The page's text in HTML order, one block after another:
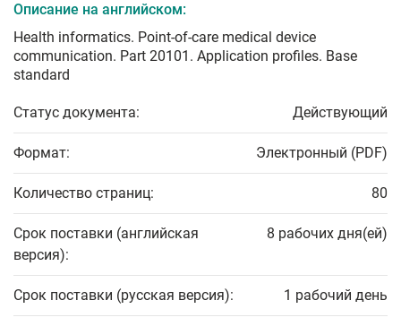
Описание на английском:
Health informatics. Point-of-care medical device
communication. Part 20101. Application profiles. Base
standard
Статус документа: Действующий
Формат: Электронный (PDF)
Количество страниц: 80
Срок поставки (английская
версия):
8 рабочих дня(ей)
Срок поставки (русская версия): 1 рабочий день